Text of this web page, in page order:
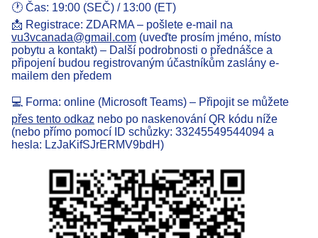
🕐 Čas: 19:00 (SEČ) / 13:00 (ET)
📩 Registrace: ZDARMA – pošlete e-mail na
vu3vcanada@gmail.com (uveďte prosím jméno, místo
pobytu a kontakt) – Další podrobnosti o přednášce a
připojení budou registrovaným účastníkům zaslány e-
mailem den předem
💻 Forma: online (Microsoft Teams) – Připojit se můžete
přes tento odkaz nebo po naskenování QR kódu níže
(nebo přímo pomocí ID schůzky: 33245549544094 a
hesla: LzJaKifSJrERMV9bdH)